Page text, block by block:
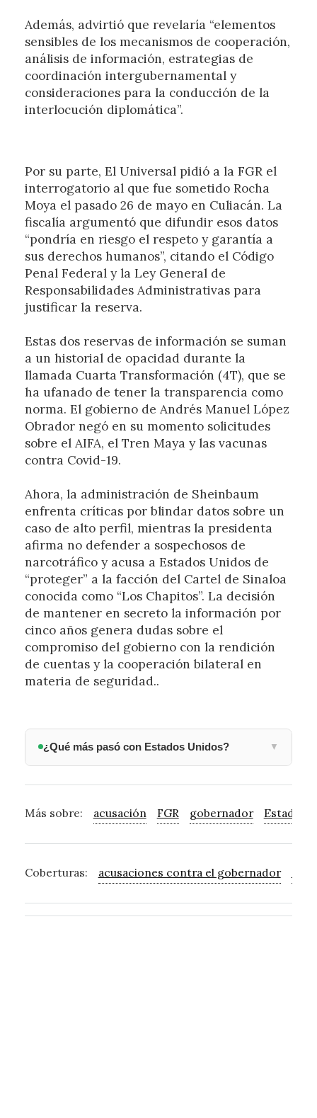
Además, advirtió que revelaría “elementos
sensibles de los mecanismos de cooperación,
análisis de información, estrategias de
coordinación intergubernamental y
consideraciones para la conducción de la
interlocución diplomática”.
Por su parte, El Universal pidió a la FGR el
interrogatorio al que fue sometido Rocha
Moya el pasado 26 de mayo en Culiacán. La
fiscalía argumentó que difundir esos datos
“pondría en riesgo el respeto y garantía a
sus derechos humanos”, citando el Código
Penal Federal y la Ley General de
Responsabilidades Administrativas para
justificar la reserva.
Estas dos reservas de información se suman
a un historial de opacidad durante la
llamada Cuarta Transformación (4T), que se
ha ufanado de tener la transparencia como
norma. El gobierno de Andrés Manuel López
Obrador negó en su momento solicitudes
sobre el AIFA, el Tren Maya y las vacunas
contra Covid-19.
Ahora, la administración de Sheinbaum
enfrenta críticas por blindar datos sobre un
caso de alto perfil, mientras la presidenta
afirma no defender a sospechosos de
narcotráfico y acusa a Estados Unidos de
“proteger” a la facción del Cartel de Sinaloa
conocida como “Los Chapitos”. La decisión
de mantener en secreto la información por
cinco años genera dudas sobre el
compromiso del gobierno con la rendición
de cuentas y la cooperación bilateral en
materia de seguridad..
¿Qué más pasó con Estados Unidos? ▼
Más sobre: acusación FGR gobernador Estados
Coberturas: acusaciones contra el gobernador